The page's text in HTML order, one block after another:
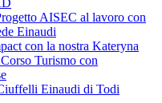
AISEC al lavoro con
Einaudi
con la nostra Kateryna
Turismo con
Einaudi di Todi